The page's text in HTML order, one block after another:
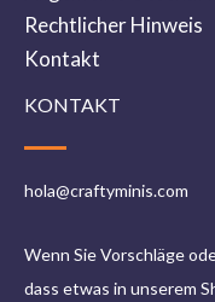
Rechtlicher Hinweis
Kontakt
KONTAKT
hola@craftyminis.com
Wenn Sie Vorschläge
dass etwas in unserem